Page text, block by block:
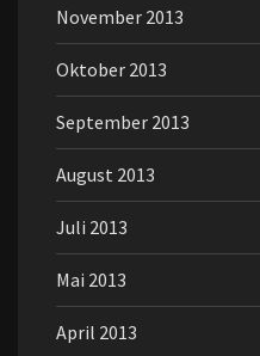
November 2013
Oktober 2013
September 2013
August 2013
Juli 2013
Mai 2013
April 2013